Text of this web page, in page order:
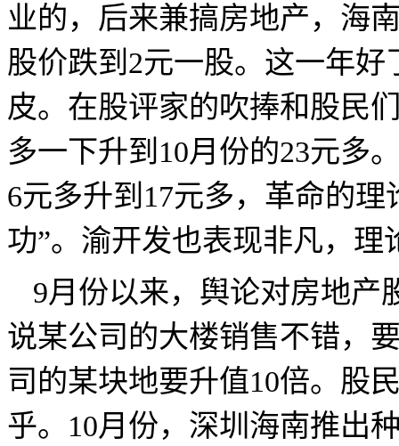
业的，后来兼搞房地产，海
股价跌到 2元一股。这一年好
皮。在股评家的吹捧和股民
多一下升到 10月份的23元多
6元多升到 17元多， 革命的理
功”。渝开发也表现非凡，
9月份以来，舆论对房地产
说某公司的大楼销售不错，
司的某块地要升值10倍。股
乎。 10月份，深圳海南推出